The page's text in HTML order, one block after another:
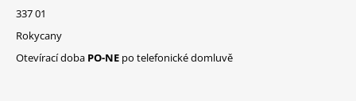
337 01
Rokycany
Otevírací doba PO-NE po telefonické domluvě